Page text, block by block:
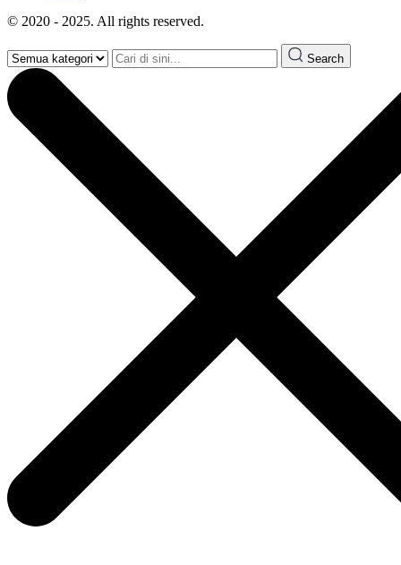
© 2020 - 2025. All rights reserved.
Search